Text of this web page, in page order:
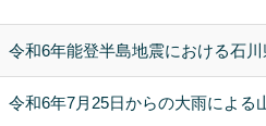
令和6年能登半島地震における石
令和6年7月25日からの大雨による